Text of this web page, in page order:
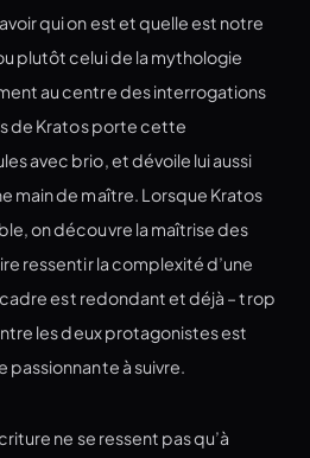
qui on est et quelle est notre
plutôt celui de la mythologie
au centre des interrogations
de Kratos porte cette
avec brio, et dévoile lui aussi
main de maître. Lorsque Kratos
on découvre la maîtrise des
ressentir la complexité d’une
est redondant et déjà – trop
les deux protagonistes est
passionnante à suivre.
ne se ressent pas qu’à